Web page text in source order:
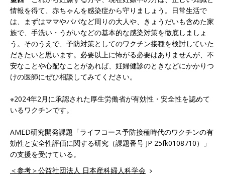
情報を得て、赤ちゃんを感染症から守りましょう。日常生活で
は、まずはママやパパなど周りの大人や、きょうだいも含めた家
族で、手洗い・うがいなどの基本的な感染対策を徹底しましょ
う。そのうえで、予防対策としてのワクチン接種を検討していた
だきたいと思います。必要以上に怖がる必要はありませんが、不
安なことや心配なことがあれば、妊婦健診のときなどにかかりつ
けの医師にぜひ相談してみてください。
※2024年2月に承認された厚生労働省が有効性・安全性を認めて
いるワクチンです。
AMED研究開発課題「ライフコース予防接種時代のワクチンの有
効性と安全性評価に関する研究（課題番号 JP 25fk0108710）」
の支援を受けている。
＜参考＞公益社団法人 日本産科婦人科学会